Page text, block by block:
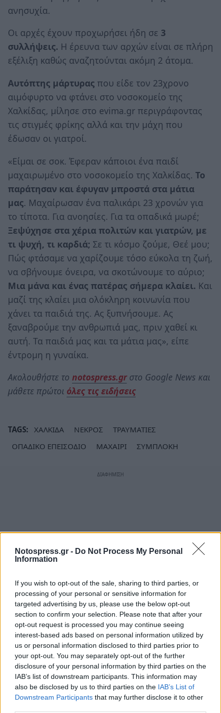
Notospress.gr - Do Not Process My Personal
Information
If you wish to opt-out of the sale, sharing to third parties, or
processing of your personal or sensitive information for
targeted advertising by us, please use the below opt-out
section to confirm your selection. Please note that after your
opt-out request is processed you may continue seeing
interest-based ads based on personal information utilized by
us or personal information disclosed to third parties prior to
your opt-out. You may separately opt-out of the further
disclosure of your personal information by third parties on the
IAB’s list of downstream participants. This information may
also be disclosed by us to third parties on the IAB’s List of
Downstream Participants that may further disclose it to other
ανησυχία.
Οι αρχές έχουν προχωρήσει ήδη σε 3
συλλήψεις. Η έρευνα των αρχών είναι σε πλήρη
εξέλιξη καθώς αναζητούνται ακόμη 2 άτομα.
Αυτόπτης μάρτυρας που είδε τον 23χρονο
αιμόφυρτο να φτάνει στο νοσοκομείο της
Χαλκίδας, μίλησε στο evima.gr περιγράφοντας
τις στιγμές φρίκης αλλά και την μάχη που
έδωσαν οι γιατροί.
«Είμαι σε σοκ. Έφεραν κάποιοι ένα παιδί
μαχαιρωμένο στο νοσοκομείο της Χαλκίδας. Το
παράτησαν και έφυγαν μπροστά στα μάτια
μας. Μαχαίρωσαν ένα παλικάρι 23 χρονών για
το τίποτα. Για ανοησίες. Για τα οπαδικά μωρέ;
Ξεψύχησε στα χέρια πολιτών και γιατρών, με
τι ψυχή, τι καρδιά; Σε τι κόσμο ζούμε, Θεέ μου;
Πώς φτάσαμε να χαρίζουμε τόσο εύκολα τη ζωή,
να σβήνουμε όνειρα, να σκοτώνουμε το αύριο;
Μια μάνα και ένας πατέρας σήμερα κλαίει. Και
μαζί της κλαίει μια ολόκληρη κοινωνία που
χάνει τα παιδιά της. Ας ξυπνήσουμε. Ας
ξαναβρούμε την ανθρωπιά μας, πριν χαθεί κι
αυτή. Τα παιδιά μας και τα μάτια μας», είπε
έντρομη η γυναίκα.
Ακολουθήστε το notospress.grστο Google News και
μάθετε πρώτοι όλες τις ειδήσεις
TAGS: ΧΑΛΚΙΔΑ ΝΕΚΡΟΣ
ΤΡΑΥΜΑΤΙΕΣ
ΟΠΑΔΙΚΟ ΕΠΕΙΣΟΔΙΟ
ΜΑΧΑΙΡΙ ΣΥΜΠΛΟΚΗ